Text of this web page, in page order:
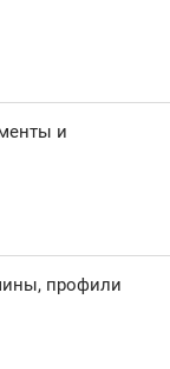
и
профили